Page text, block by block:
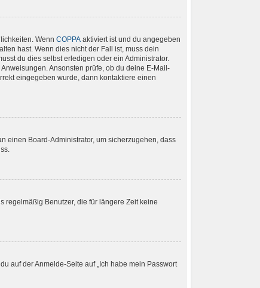
Wenn COPPA aktiviert ist und du angegeben
hast. Wenn dies nicht der Fall ist, muss dein
du dies selbst erledigen oder ein Administrator.
Ansonsten prüfe, ob du deine E-Mail-
eingegeben wurde, dann kontaktiere einen
einen Board-Administrator, um sicherzugehen, dass
regelmäßig Benutzer, die für längere Zeit keine
auf der Anmelde-Seite auf „Ich habe mein Passwort